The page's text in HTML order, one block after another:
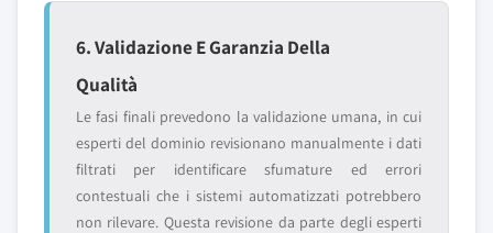
6. Validazione E Garanzia Della
Qualità
Le fasi finali prevedono la validazione umana, in cui
esperti del dominio revisionano manualmente i dati
filtrati per identificare sfumature ed errori
contestuali che i sistemi automatizzati potrebbero
non rilevare. Questa revisione da parte degli esperti